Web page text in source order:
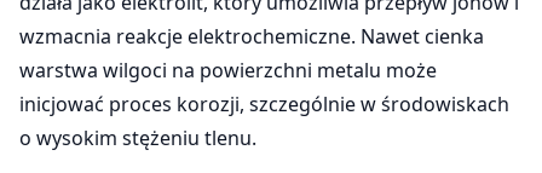
wzmacnia reakcje elektrochemiczne. Nawet cienka
warstwa wilgoci na powierzchni metalu może
inicjować proces korozji, szczególnie w środowiskach
o wysokim stężeniu tlenu.